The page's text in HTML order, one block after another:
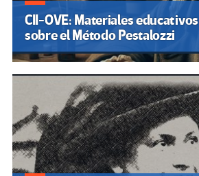
CII-OVE: Materiales educativos
sobre el Método Pestalozzi